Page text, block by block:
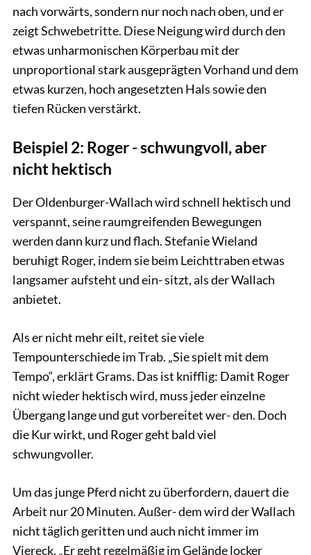
nach vorwärts, sondern nur noch nach oben, und er
zeigt Schwebetritte. Diese Neigung wird durch den
etwas unharmonischen Körperbau mit der
unproportional stark ausgeprägten Vorhand und dem
etwas kurzen, hoch angesetzten Hals sowie den
tiefen Rücken verstärkt.
Beispiel 2: Roger - schwungvoll, aber
nicht hektisch
Der Oldenburger-Wallach wird schnell hektisch und
verspannt, seine raumgreifenden Bewegungen
werden dann kurz und flach. Stefanie Wieland
beruhigt Roger, indem sie beim Leichttraben etwas
langsamer aufsteht und ein- sitzt, als der Wallach
anbietet.
Als er nicht mehr eilt, reitet sie viele
Tempounterschiede im Trab. „Sie spielt mit dem
Tempo“, erklärt Grams. Das ist knifflig: Damit Roger
nicht wieder hektisch wird, muss jeder einzelne
Übergang lange und gut vorbereitet wer- den. Doch
die Kur wirkt, und Roger geht bald viel
schwungvoller.
Um das junge Pferd nicht zu überfordern, dauert die
Arbeit nur 20 Minuten. Außer- dem wird der Wallach
nicht täglich geritten und auch nicht immer im
Viereck. „Er geht regelmäßig im Gelände locker